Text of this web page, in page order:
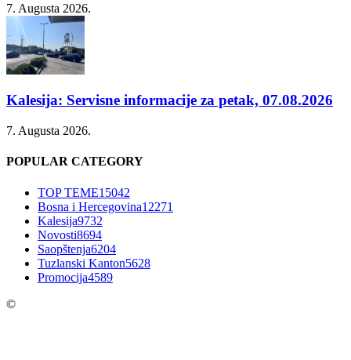
7. Augusta 2026.
Kalesija: Servisne informacije za petak, 07.08.2026
7. Augusta 2026.
POPULAR CATEGORY
TOP TEME15042
Bosna i Hercegovina12271
Kalesija9732
Novosti8694
Saopštenja6204
Tuzlanski Kanton5628
Promocija4589
©